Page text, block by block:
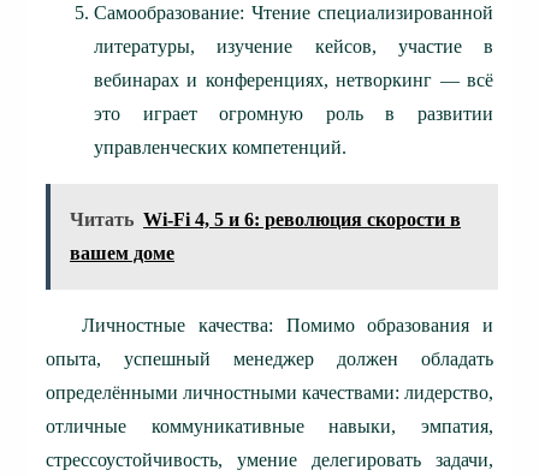
Самообразование: Чтение специализированной
литературы, изучение кейсов, участие в
вебинарах и конференциях, нетворкинг — всё
это играет огромную роль в развитии
управленческих компетенций.
Читать Wi-Fi 4, 5 и 6: революция скорости в
вашем доме
Личностные качества: Помимо образования и
опыта, успешный менеджер должен обладать
определёнными личностными качествами: лидерство,
отличные коммуникативные навыки, эмпатия,
стрессоустойчивость, умение делегировать задачи,